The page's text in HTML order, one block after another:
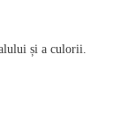
și a culorii.